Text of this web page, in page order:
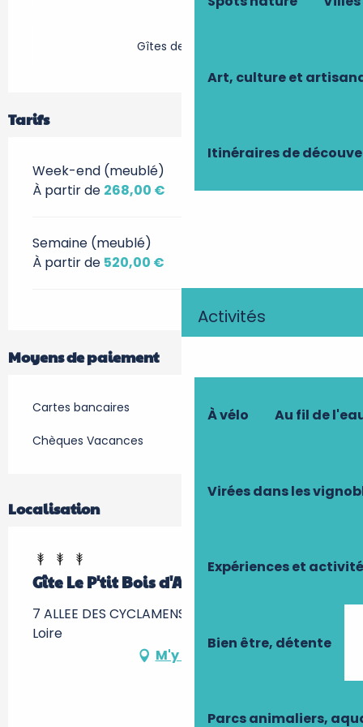
Art, culture et
Itinéraires de
Activités
À vélo Au fil de
Virées dans les
Expériences et
Bien être, détente
Parcs animaliers,
Gîtes de France
Tarifs
Week-end (meublé)
À partir de 268,00 €
Semaine (meublé)
À partir de 520,00 €
Moyens de paiement
Cartes bancaires
Chèques Vacances
Localisation
Gîte Le P'tit Bois d'Amour
7 ALLEE DES CYCLAMENS, 37270 Montlouis-sur-
Loire
M'y rendre